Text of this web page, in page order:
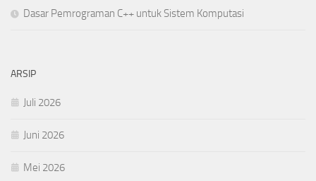
Dasar Pemrograman C++ untuk Sistem Komputasi
ARSIP
Juli 2026
Juni 2026
Mei 2026